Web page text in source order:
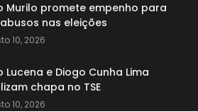
Murilo promete empenho para
nas eleições
10, 2026
Lucena e Diogo Cunha Lima
chapa no TSE
10, 2026